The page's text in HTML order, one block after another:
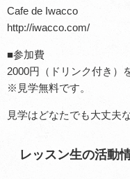
Cafe de Iwacco
http://iwacco.com/
■参加費
2000円（ドリンク付き）
※見学無料です。
見学はどなたでも大丈夫
レッスン生の活動